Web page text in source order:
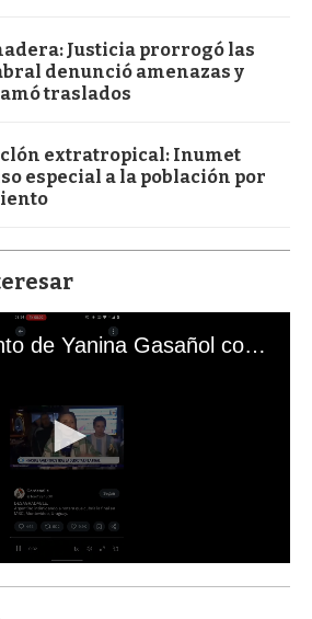
Justicia prorrogó las
denunció amenazas y
traslados
extratropical: Inumet
especial a la población por
El mal momento de Yanina Gasañol con un hincha argentino en "Subrayado"